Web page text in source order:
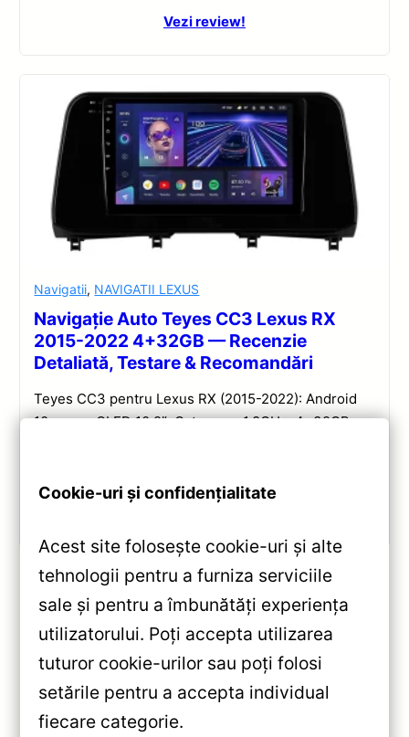
Vezi review!
Navigatii, NAVIGATII LEXUS
Navigație Auto Teyes CC3 Lexus RX
2015-2022 4+32GB — Recenzie
Detaliată, Testare & Recomandări
Teyes CC3 pentru Lexus RX (2015-2022): Android
10, ecran QLED 10.2″, Octa-core 1.8GHz, 4+32GB,
«Navigatie Auto Teyes CC3L
10.2 inch pentru Toyota RAV4 —
Recenzie Detaliată, Testare &
Recomandări
Cookie-uri și confidențialitate
Acest site folosește cookie-uri și alte
tehnologii pentru a furniza serviciile
sale și pentru a îmbunătăți experiența
utilizatorului. Poți accepta utilizarea
tuturor cookie-urilor sau poți folosi
setările pentru a accepta individual
fiecare categorie.